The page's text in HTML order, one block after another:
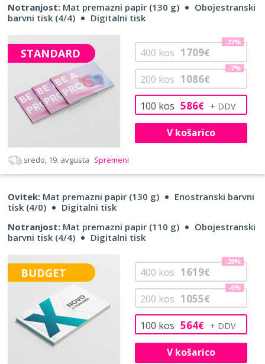
Notranjost: Mat premazni papir (130 g)
Obojestranski
barvni tisk (4/4)
Digitalni tisk
STANDARD
100 kos 586€
200 kos 1086€
-7%
400 kos 1709€
-27%
V košarico
sredo, 19. avgusta Spremeni
Ovitek: Mat premazni papir (130 g)
Enostranski barvni
tisk (4/0)
Digitalni tisk
Notranjost: Mat premazni papir (110 g)
Obojestranski
barvni tisk (4/4)
Digitalni tisk
BUDGET
100 kos 564€
200 kos 1055€
-6%
400 kos 1619€
-28%
V košarico